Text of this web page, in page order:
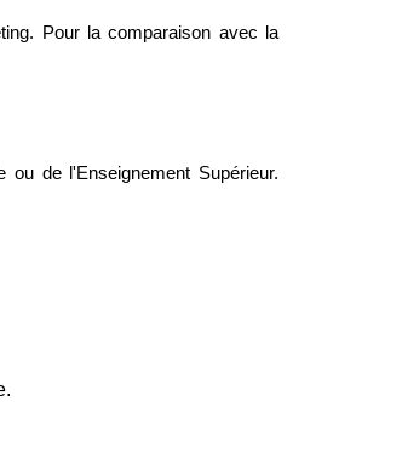
Pour la comparaison avec la
de l'Enseignement Supérieur.